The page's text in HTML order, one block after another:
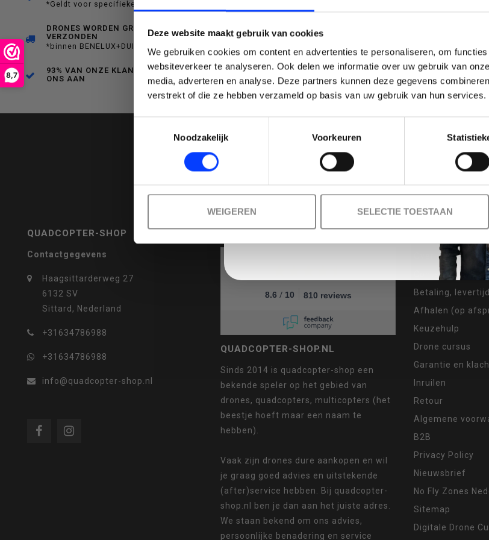
Deze website maakt gebruik van cookies
We gebruiken cookies om content en advertenties te personaliseren, om
websiteverkeer te analyseren. Ook delen we informatie over uw gebruik van
media, adverteren en analyse. Deze partners kunnen deze gegevens
verstrekt of die ze hebben verzameld op basis van uw gebruik van hun services.
Noodzakelijk
Voorkeuren
WEIGEREN SELECTIE TOESTAAN
8,7
een
beschikbaar
*Geldt voor specifieke producten
DRONES WORDEN GRATIS
VERZONDEN
*binnen BENELUX+DUITSLAND
93% VAN ONZE KLANTEN BEVEELT
ONS AAN
MELD JE AAN VOOR ONZE
QUADCOPTER-SHOP
Contactgegevens
Haagsittarderweg 27
6132 SV
Sittard, Nederland
+31634786988
+31634786988
info@quadcopter-shop.nl
REVIEWS
8.6 / 10 810 reviews
QUADCOPTER-SHOP.NL
Sinds 2014 is quadcopter-shop een
bekende speler op het gebied van
drones, quadcopters, multicopters (het
beestje hoeft maar een naam te
hebben).
Vaak zijn drones dure aankopen en wil
je graag goed advies en uitstekende
(after)service hebben. Bij quadcopter-
shop.nl ben je dan aan het juiste adres.
We staan bekend om ons advies,
persoonlijke benadering en service
INFORMATIE
Over ons
Contact
Betaling,
Afhalen (op
Keuzehulp
Drone cursus
Garantie en
Inruilen
Retour
Algemene
B2B
Privacy Policy
Nieuwsbrief
No Fly Zones
Sitemap
Digitale Drone
BESTELLING!
Ontvang je welkomstkorting tot
Minimale besteding 100 euro .
Email